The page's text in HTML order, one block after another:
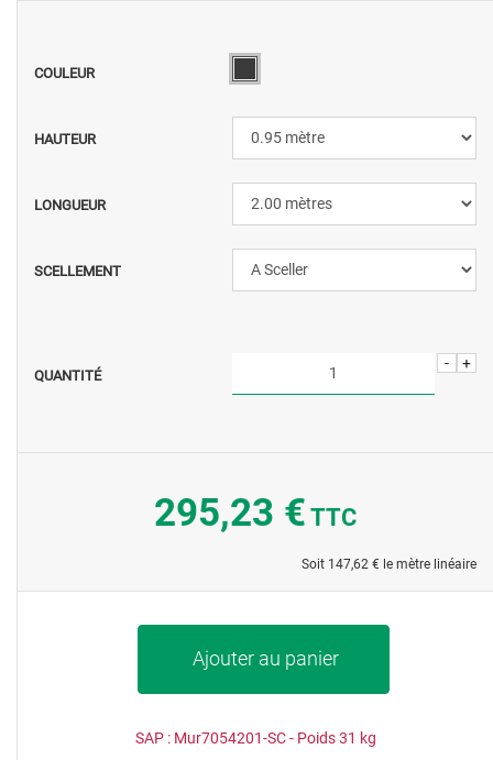
COULEUR
HAUTEUR
LONGUEUR
SCELLEMENT
QUANTITÉ
+
-
295,23 € TTC
Soit 147,62 € le mètre linéaire
Ajouter au panier
SAP : Mur7054201-SC- Poids31 kg